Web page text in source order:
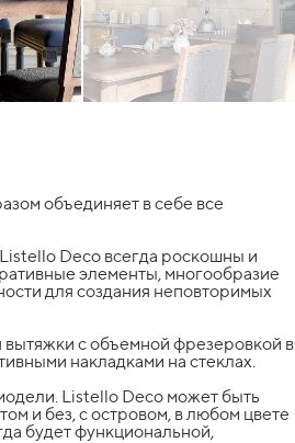
объединяет в себе все
Deco всегда роскошны и
элементы, многообразие
для создания неповторимых
с объемной фрезеровкой в
накладками на стеклах.
Listello Deco может быть
и без, с островом, в любом цвете
будет функциональной,